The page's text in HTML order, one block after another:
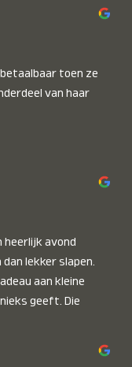
toen ze
van haar
heerlijk avond
lekker slapen.
aan kleine
geeft. Die